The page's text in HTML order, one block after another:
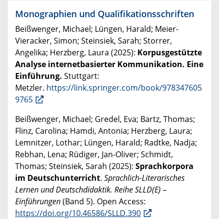
Monographien und Qualifikationsschriften
Beißwenger, Michael; Lüngen, Harald; Meier-
Vieracker, Simon; Steinsiek, Sarah; Storrer,
Angelika; Herzberg, Laura (2025): Korpusgestützte
Analyse internetbasierter Kommunikation. Eine
Einführung. Stuttgart:
Metzler. https://link.springer.com/book/978347605
9765
Beißwenger, Michael; Gredel, Eva; Bartz, Thomas;
Flinz, Carolina; Hamdi, Antonia; Herzberg, Laura;
Lemnitzer, Lothar; Lüngen, Harald; Radtke, Nadja;
Rebhan, Lena; Rüdiger, Jan-Oliver; Schmidt,
Thomas; Steinsiek, Sarah (2025): Sprachkorpora
im Deutschunterricht. Sprachlich-Literarisches
Lernen und Deutschdidaktik. Reihe SLLD(E) –
Einführungen(Band 5). Open Access:
https://doi.org/10.46586/SLLD.390